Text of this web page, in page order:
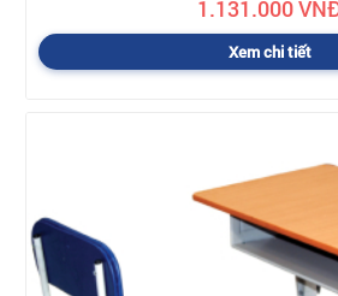
1.131.000
Xem chi tiết